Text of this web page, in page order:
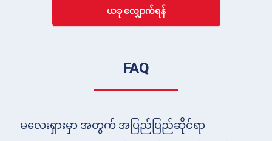
ယခု လျှောက်ရန်
FAQ
မလေးရှားမှာ အတွက် အပြည်ပြည်ဆိုင်ရာ